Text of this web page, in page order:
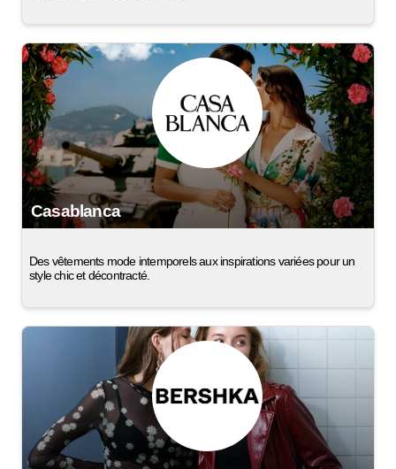
Casablanca
Des vêtements mode intemporels aux inspirations variées pour un
style chic et décontracté.